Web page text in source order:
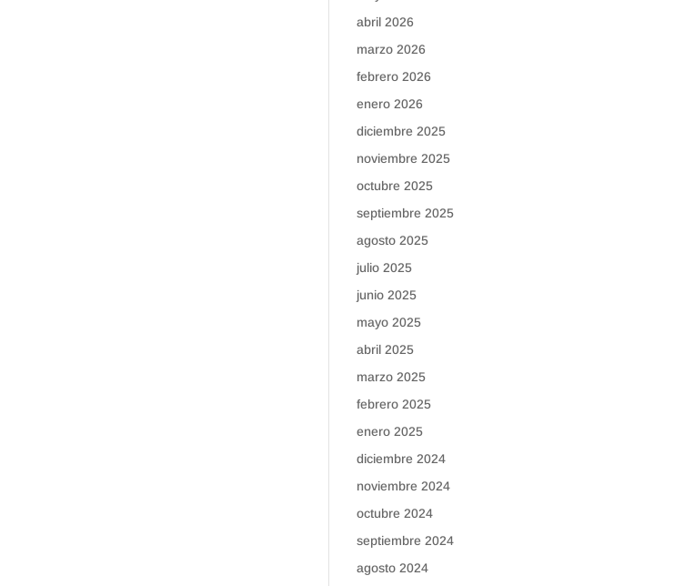
abril 2026
marzo 2026
febrero 2026
enero 2026
diciembre 2025
noviembre 2025
octubre 2025
septiembre 2025
agosto 2025
julio 2025
junio 2025
mayo 2025
abril 2025
marzo 2025
febrero 2025
enero 2025
diciembre 2024
noviembre 2024
octubre 2024
septiembre 2024
agosto 2024